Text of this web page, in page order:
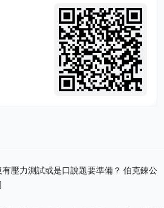
壓力測試或是口說題要準備？ 伯克錸公